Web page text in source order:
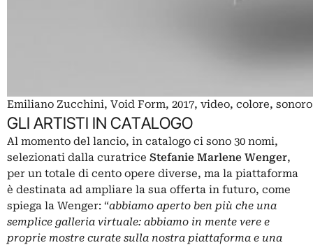
Emiliano Zucchini, Void Form, 2017, video, colore, sonoro
GLI ARTISTI IN CATALOGO
Al momento del lancio, in catalogo ci sono 30 nomi,
selezionati dalla curatrice Stefanie Marlene Wenger,
per un totale di cento opere diverse, ma la piattaforma
è destinata ad ampliare la sua offerta in futuro, come
spiega la Wenger: “abbiamo aperto ben più che una
semplice galleria virtuale: abbiamo in mente vere e
proprie mostre curate sulla nostra piattaforma e una